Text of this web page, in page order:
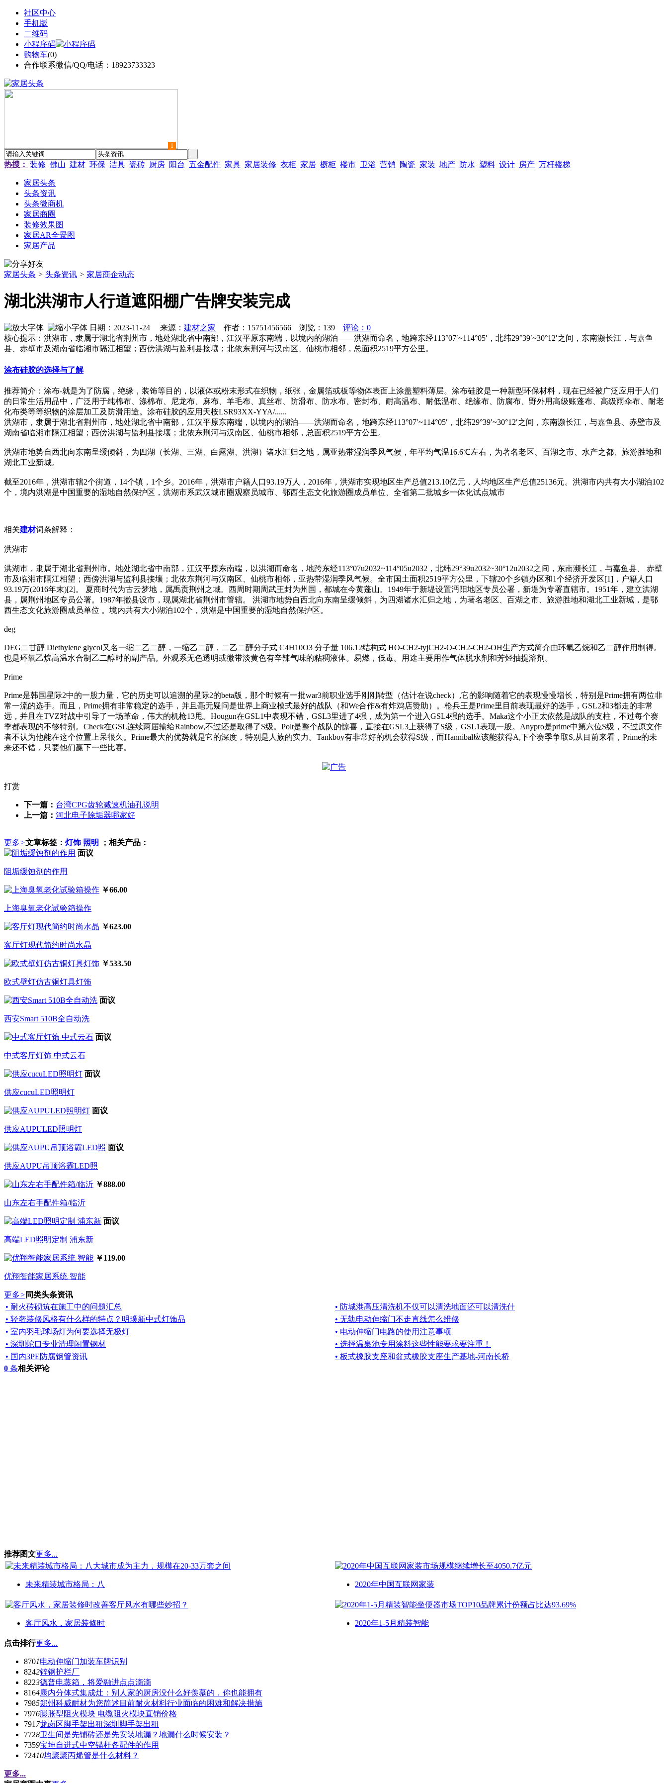
社区中心
手机版
二维码
小程序码
购物车(0)
合作联系微信/QQ/电话：18923733323
1
热搜： 装修 佛山 建材 环保 洁具 瓷砖 厨房 阳台 五金配件 家具 家居装修 衣柜 家居 橱柜 楼市 卫浴 营销 陶瓷 家装 地产 防水 塑料 设计 房产 万杆楼梯
家居头条
头条资讯
头条微商机
家居商圈
装修效果图
家居AR全景图
家居产品
家居头条 > 头条资讯 > 家居商企动态
湖北洪湖市人行道遮阳棚广告牌安装完成
日期：2023-11-24 来源： 建材之家 作者：15751456566 浏览： 139
评论：0
核心提示：洪湖市，隶属于湖北省荆州市，地处湖北省中南部，江汉平原东南端，以境内的湖泊——洪湖而命名，地跨东经113°07′~114°05′，北纬29°39′~30°12′之间，东南濒长江，与嘉鱼
县、赤壁市及湖南省临湘市隔江相望；西傍洪湖与监利县接壤；北依东荆河与汉南区、仙桃市相邻，总面积2519平方公里。
涂布硅胶的选择与了解
推荐简介：涂布-就是为了防腐，绝缘，装饰等目的，以液体或粉末形式在织物，纸张，金属箔或板等物体表面上涂盖塑料薄层。涂布硅胶是一种新型环保材料，现在已经被广泛应用于人们
的日常生活用品中，广泛用于纯棉布、涤棉布、尼龙布、麻布、羊毛布、真丝布、防滑布、防水布、密封布、耐高温布、耐低温布、绝缘布、防腐布、野外用高级账蓬布、高级雨伞布、耐老
化布类等等织物的涂层加工及防滑用途。涂布硅胶的应用天桉LSR93XX-YYA/......
洪湖市，隶属于湖北省荆州市，地处湖北省中南部，江汉平原东南端，以境内的湖泊——洪湖而命名，地跨东经113°07′~114°05′，北纬29°39′~30°12′之间，东南濒长江，与嘉鱼县、赤壁市及
湖南省临湘市隔江相望；西傍洪湖与监利县接壤；北依东荆河与汉南区、仙桃市相邻，总面积2519平方公里。
洪湖市地势自西北向东南呈缓倾斜，为四湖（长湖、三湖、白露湖、洪湖）诸水汇归之地，属亚热带湿润季风气候，年平均气温16.6℃左右，为著名老区、百湖之市、水产之都、旅游胜地和
湖北工业新城。
截至2016年，洪湖市辖2个街道，14个镇，1个乡。2016年，洪湖市户籍人口93.19万人，2016年，洪湖市实现地区生产总值213.10亿元，人均地区生产总值25136元。洪湖市内共有大小湖泊102
个，境内洪湖是中国重要的湿地自然保护区，洪湖市系武汉城市圈观察员城市、鄂西生态文化旅游圈成员单位、全省第二批城乡一体化试点城市
相关建材词条解释：
洪湖市
洪湖市，隶属于湖北省荆州市。地处湖北省中南部，江汉平原东南端，以洪湖而命名，地跨东经113°07u2032~114°05u2032，北纬29°39u2032~30°12u2032之间，东南濒长江，与嘉鱼县、 赤壁
市及临湘市隔江相望；西傍洪湖与监利县接壤；北依东荆河与汉南区、仙桃市相邻，亚热带湿润季风气候。全市国土面积2519平方公里，下辖20个乡镇办区和1个经济开发区[1]，户籍人口
93.19万(2016年末)[2]。 夏商时代为古云梦地，属禹贡荆州之域。西周时期周武王封为州国，都城在今黄蓬山。1949年于新堤设置沔阳地区专员公署，新堤为专署直辖市。1951年，建立洪湖
县，属荆州地区专员公署。1987年撤县设市，现属湖北省荆州市管辖。 洪湖市地势自西北向东南呈缓倾斜，为四湖诸水汇归之地，为著名老区、百湖之市、旅游胜地和湖北工业新城，是鄂
西生态文化旅游圈成员单位 。境内共有大小湖泊102个，洪湖是中国重要的湿地自然保护区。
deg
DEG二甘醇 Diethylene glycol又名一缩二乙二醇，一缩乙二醇，二乙二醇分子式 C4H10O3 分子量 106.12结构式 HO-CH2-tyjCH2-O-CH2-CH2-OH生产方式简介由环氧乙烷和乙二醇作用制得。
也是环氧乙烷高温水合制乙二醇时的副产品。外观系无色透明或微带淡黄色有辛辣气味的粘稠液体。易燃，低毒。用途主要用作气体脱水剂和芳烃抽提溶剂。
Prime
Prime是韩国星际2中的一股力量，它的历史可以追溯的星际2的beta版，那个时候有一批war3前职业选手刚刚转型（估计在说check）,它的影响随着它的表现慢慢增长，特别是Prime拥有两位非
常一流的选手。而且，Prime拥有非常稳定的选手，并且毫无疑问是世界上商业模式最好的战队（和We合作&有炸鸡店赞助）。枪兵王是Prime里目前表现最好的选手，GSL2和3都走的非常
远，并且在TVZ对战中引导了一场革命，伟大的机枪13甩。Hougun在GSL1中表现不错，GSL3里进了4强，成为第一个进入GSL4强的选手。Maka这个小正太依然是战队的支柱，不过每个赛
季都表现的不够特别。Check在GSL连续两届输给Rainbow,不过还是取得了S级。Polt是整个战队的惊喜，直接在GSL3上获得了S级，GSL1表现一般。Anypro是prime中第六位S级，不过原文作
者不认为他能在这个位置上呆很久。Prime最大的优势就是它的深度，特别是人族的实力。Tankboy有非常好的机会获得S级，而Hannibal应该能获得A,下个赛季争取S,从目前来看，Prime的未
来还不错，只要他们赢下一些比赛。
打赏
下一篇： 台湾CPG齿轮减速机油孔说明
上一篇： 河北电子除垢器哪家好
更多>文章标签： 灯饰 照明
；相关产品：
面议
阻垢缓蚀剂的作用
￥66.00
上海臭氧老化试验箱操作
￥623.00
客厅灯现代简约时尚水晶
￥533.50
欧式壁灯仿古铜灯具灯饰
面议
西安Smart 510B全自动洗
面议
中式客厅灯饰 中式云石
面议
供应cucuLED照明灯
面议
供应AUPULED照明灯
面议
供应AUPU吊顶浴霸LED照
￥888.00
山东左右手配件箱/临沂
面议
高端LED照明定制 浦东新
￥119.00
优翔智能家居系统 智能
更多> 同类头条资讯
• 耐火砖砌筑在施工中的问题汇总
• 防城港高压清洗机不仅可以清洗地面还可以清洗什
• 轻奢装修风格有什么样的特点？明璞新中式灯饰品
• 无轨电动伸缩门不走直线怎么维修
• 室内羽毛球场灯为何要选择无极灯
• 电动伸缩门电路的使用注意事项
• 深圳蛇口专业清理闲置钢材
• 选择温泉池专用涂料这些性能要求要注重！
• 国内3PE防腐钢管资讯
• 板式橡胶支座和盆式橡胶支座生产基地-河南长桥
0 条相关评论
推荐图文更多...
未来精装城市格局：八 2020年中国互联网家装
客厅风水，家居装修时 2020年1-5月精装智能
点击排行更多...
8701电动伸缩门加装车牌识别
8242锌钢护栏厂
8223德普电蒸箱，将爱融进点点滴滴
8164康内分体式集成灶：别人家的厨房没什么好羡慕的，你也能拥有
7985郑州科威耐材为您简述目前耐火材料行业面临的困难和解决措施
7976膨胀型阻火模块 电缆阻火模块直销价格
791 7龙岗区脚手架出租深圳脚手架出租
7728卫生间是先铺砖还是先安装地漏？地漏什么时候安装？
7359宝坤自进式中空锚杆各配件的作用
72410均聚聚丙烯管是什么材料？
更多...